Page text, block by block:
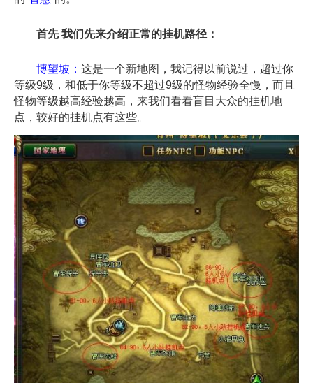
首先 我们先来介绍正常的挂机路径：
博望坡： 这是一个新地图，我记得以前说过，超过你
等级9级，和低于你等级不超过9级的怪物经验全慢，而且
怪物等级越高经验越高，来我们看看盲目大众的挂机地
点，较好的挂机点有这些。